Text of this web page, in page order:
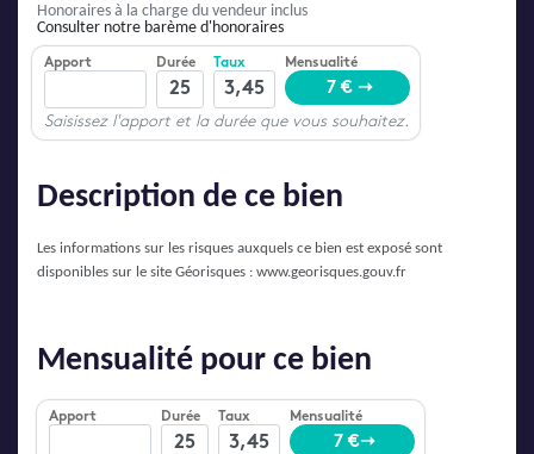
Honoraires à la charge du vendeur inclus
Consulter notre barème d'honoraires
Description de ce bien
Les informations sur les risques auxquels ce bien est exposé sont
disponibles sur le site Géorisques : www.georisques.gouv.fr
Mensualité pour ce bien